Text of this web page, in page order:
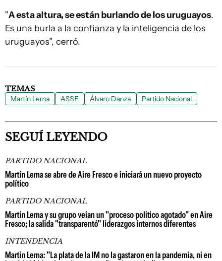
"A esta altura, se están burlando de los uruguayos.
Es una burla a la confianza y la inteligencia de los
uruguayos", cerró.
TEMAS
Martín Lema ASSE Álvaro Danza Partido Nacional
SEGUÍ LEYENDO
PARTIDO NACIONAL
Martín Lema se abre de Aire Fresco e iniciará un nuevo proyecto
político
PARTIDO NACIONAL
Martín Lema y su grupo veían un "proceso político agotado" en Aire
Fresco; la salida "transparentó" liderazgos internos diferentes
INTENDENCIA
Martín Lema: "La plata de la IM no la gastaron en la pandemia, ni en